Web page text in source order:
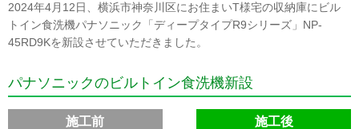
2024年4月12日、横浜市神奈川区にお住まいT様宅の収納庫にビル
トイン食洗機パナソニック「ディープタイプR9シリーズ」NP-
45RD9Kを新設させていただきました。
パナソニックのビルトイン食洗機新設
施工前 施工後